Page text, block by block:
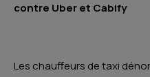
contre Uber et Cabify
Les chauffeurs de taxi